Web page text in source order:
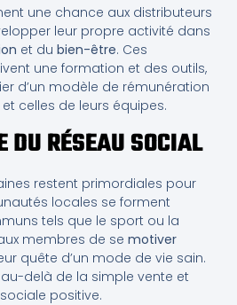
une chance aux distributeurs
leur propre activité dans
et du bien-être. Ces
une formation et des outils,
d’un modèle de rémunération
celles de leurs équipes.
DU RÉSEAU SOCIAL
restent primordiales pour
locales se forment
tels que le sport ou la
membres de se motiver
quête d’un mode de vie sain.
delà de la simple vente et
positive.